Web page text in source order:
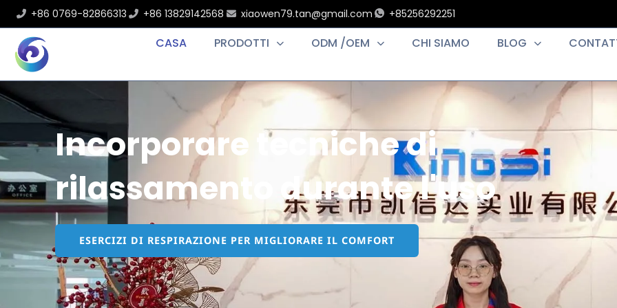
+86 0769-82866313 +86 13829142568 xiaowen79.tan@gmail.com +85256292251
CASA PRODOTTI ODM /OEM CHI SIAMO BLOG
Incorporare tecniche di
rilassamento durante l'uso
ESERCIZI DI RESPIRAZIONE PER MIGLIORARE IL COMFORT